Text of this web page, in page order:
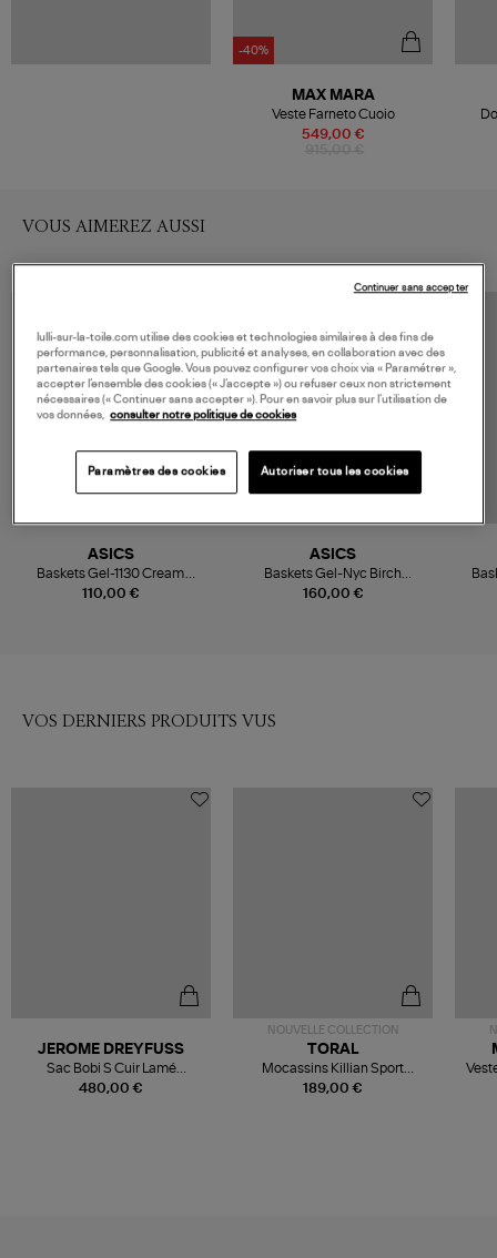
-40%
549,00 €
MAX MARA
Veste Farneto Cuoio
VOUS AIMEREZ AUSSI
110,00 €
ASICS
Baskets Gel-1130 Cream
Carrier Grey
160,00 €
ASICS
Baskets Gel-Nyc Birch
Driftwood
VOS DERNIERS PRODUITS VUS
480,00 €
JEROME DREYFUSS
Sac Bobi S Cuir Lamé
Champagne
NOUVELLE COLLECTION
189,00 €
TORAL
Mocassins Killian Sport
Mousse
lulli-sur-la-toile.com utilise des cookies et technologies similaires à des fins de
performance, personnalisation, publicité et analyses, en collaboration avec des
partenaires tels que Google. Vous pouvez configurer vos choix via « Paramétrer »,
accepter l’ensemble des cookies (« J’accepte ») ou refuser ceux non strictement
nécessaires (« Continuer sans accepter »). Pour en savoir plus sur l’utilisation de
vos données,
consulter notre politique de cookies
Paramètres des cookies Autoriser tous les cookies
Continuer sans accepter